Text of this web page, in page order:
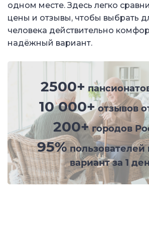
одном месте. Здесь легко
цены и отзывы, чтобы выбрать
человека действительно
надёжный вариант.
2500+
10 000+отзывов
200+городов
95%пользователей
вариант за 1